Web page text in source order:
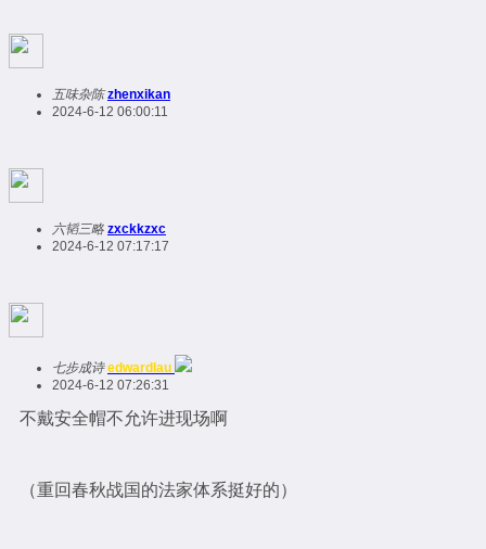
五味杂陈 zhenxikan
2024-6-12 06:00:11
六韬三略 zxckkzxc
2024-6-12 07:17:17
七步成诗 edwardlau
2024-6-12 07:26:31
不戴安全帽不允许进现场啊
（重回春秋战国的法家体系挺好的）